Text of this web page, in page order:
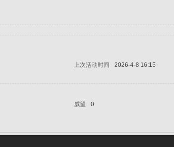
上次活动时间
2026-4-8 16:15
威望
0